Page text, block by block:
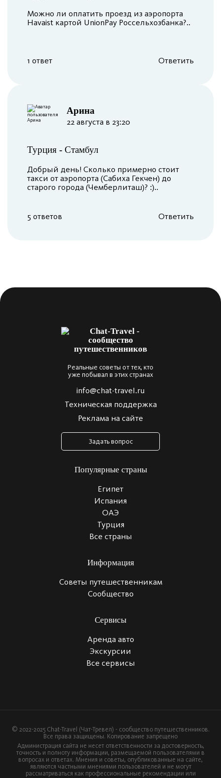
Можно ли оплатить проезд из аэропорта
Havaist картой UnionPay Россельхозбанка?..
1 ответ Ответить
Арина
22 августа в 23:20
Турция - Стамбул
Добрый день! Сколько примерно стоит
такси от аэропорта (Сабиха Гекчен) до
старого города (Чемберлиташ)? :)..
5 ответов Ответить
Реальные советы от тех, кто
уже побывал в этих странах
info@chat-travel.ru
Техническая поддержка
Реклама на сайте
Задать вопрос
Популярные страны
Египет
Испания
ОАЭ
Турция
Все страны
Информация
Советы путешественникам
Сообщество
Сервисы
Аренда авто
Экскурсии
Все сервисы
© 2022-2025 Chat-Travel (Чат-Тревел) - сообщество путешественников.
Все права защищены. Копирование запрещено
Администрация сайта не несет ответственности за достоверность,
точность и полноту информации, размещаемой пользователями в
вопросах и ответах. Мнения и советы, опубликованные на сайте,
являются частными мнениями пользователей и не могут
рассматриваться как профессиональные рекомендации или